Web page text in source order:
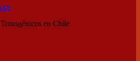
en Chile